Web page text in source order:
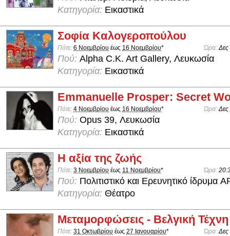
Κατηγορία: Εικαστικά
Σοφία Καλογεροπούλου
Πότε: 6 Νοεμβρίου έως 16 Νοεμβρίου* Ώρα: Δες
Πού: Alpha C.K. Art Gallery, Λευκωσία
Κατηγορία: Εικαστικά
Emmanuelle Prosper: Secret
Πότε: 4 Νοεμβρίου έως 16 Νοεμβρίου* Ώρα:Δες
Πού: Opus 39, Λευκωσία
Κατηγορία: Εικαστικά
Η αξία της ζωής
Πότε: 3 Νοεμβρίου έως 11 Νοεμβρίου* Ώρα:
Πού: Πολιτιστικό και Ερευνητικό ίδρυμα
Κατηγορία: Θέατρο
Μεταμορφώσεις - Βελγική
Πότε: 31 Οκτωβρίου έως 27 Ιανουαρίου* Ώρα:Δες